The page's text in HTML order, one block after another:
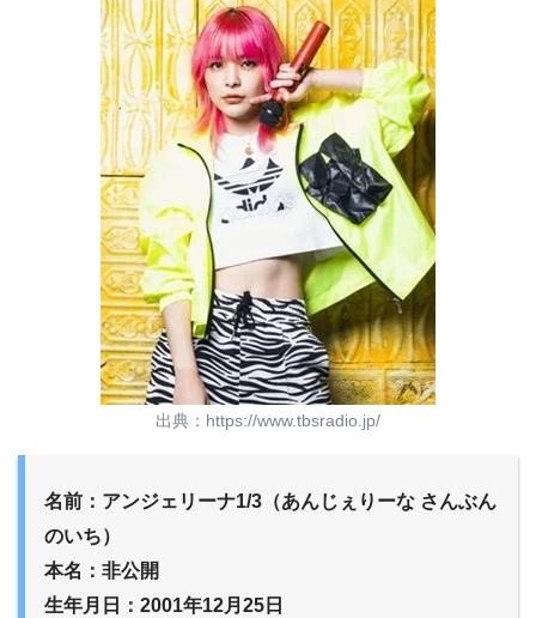
出典：https://www.tbsradio.jp/
名前：アンジェリーナ1/3（あんじぇりーな さんぶん
のいち）
本名：非公開
生年月日：2001年12月25日